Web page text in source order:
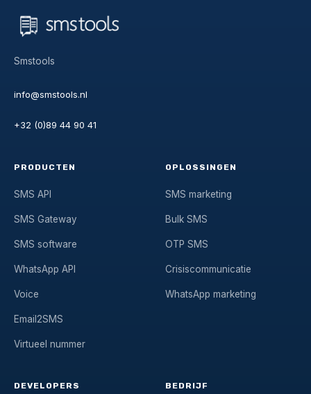
Smstools
info@smstools.nl
+32 (0)89 44 90 41
PRODUCTEN
SMS API
SMS Gateway
SMS software
WhatsApp API
Voice
Email2SMS
Virtueel nummer
OPLOSSINGEN
SMS marketing
Bulk SMS
OTP SMS
Crisiscommunicatie
WhatsApp marketing
DEVELOPERS BEDRIJF